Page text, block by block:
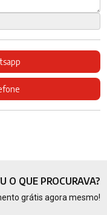
O QUE PROCURAVA?
grátis agora mesmo!